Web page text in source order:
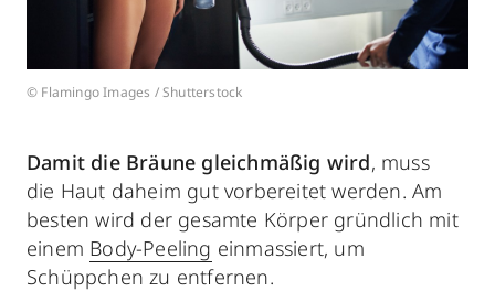
© Flamingo Images / Shutterstock
Damit die Bräune gleichmäßig wird, muss
die Haut daheim gut vorbereitet werden. Am
besten wird der gesamte Körper gründlich mit
einem Body-Peeling einmassiert, um
Schüppchen zu entfernen.